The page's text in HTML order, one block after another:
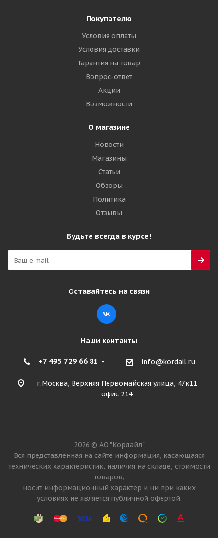
Maxam 7,00-12/5,00S IND MS702 TR Цельнолитая
немаркая ВЬЕТНАМ
Покупателю
Условия оплаты
Условия доставки
Гарантия на товар
Вопрос-ответ
Акции
Возможности
О магазине
Новости
Магазины
Статьи
Обзоры
Политика
Отзывы
Будьте всегда в курсе!
Оставайтесь на связи
Наши контакты
+7 495 729 66 81 info@kordail.ru
г.Москва, Верхняя Первомайская улица, 47к11
офис 214
2026 © АО "Кордайл"
Вся представленная на сайте информация, касающаяся
технических характеристик, наличия на складе, стоимости
товаров,
носит информационный характер и ни при каких
условиях не является публичной офертой.